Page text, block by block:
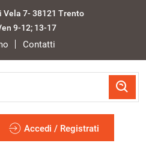
Vela 7- 38121 Trento
9-12; 13-17
Contatti
Accedi / Registrati